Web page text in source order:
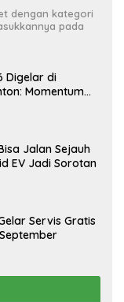
dengan kategori
pada
Digelar di
Momentum
Jalan Sejauh
EV Jadi Sorotan
Servis Gratis